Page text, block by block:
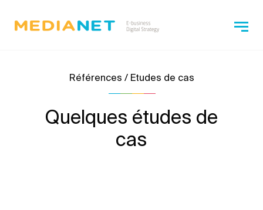
Références / Etudes de cas
Quelques études de
cas